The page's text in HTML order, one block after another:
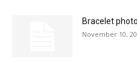
Bracelet
November 10,